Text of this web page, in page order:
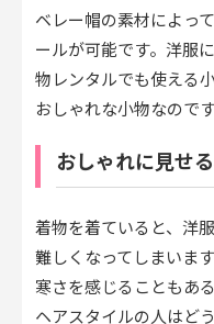
ベレー帽の素材によっ
ールが可能です。洋服
物レンタルでも使える
おしゃれな小物なのです
おしゃれに見せ
着物を着ていると、洋
難しくなってしまいま
寒さを感じることもあ
ヘアスタイルの人はど